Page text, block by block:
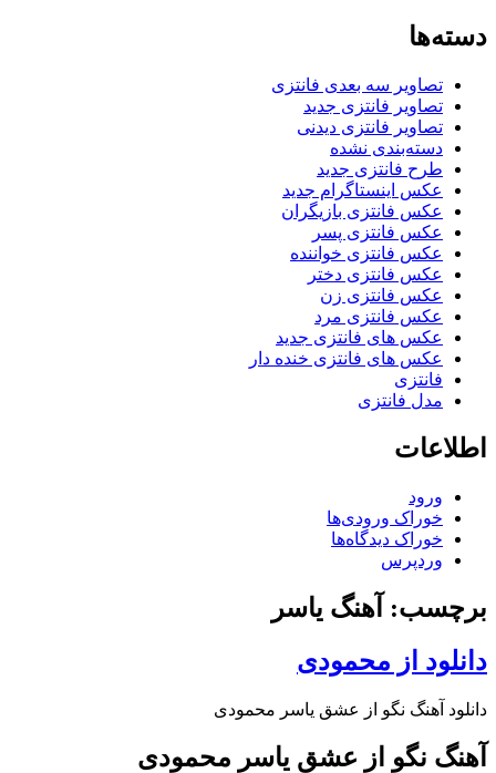
دسته‌ها
تصاویر سه بعدی فانتزی
تصاویر فانتزی جدید
تصاویر فانتزی دیدنی
دسته‌بندی نشده
طرح فانتزی جدید
عکس اینستاگرام جدید
عکس فانتزی بازیگران
عکس فانتزی پسر
عکس فانتزی خواننده
عکس فانتزی دختر
عکس فانتزی زن
عکس فانتزی مرد
عکس های فانتزی جدید
عکس های فانتزی خنده دار
فانتزی
مدل فانتزی
اطلاعات
ورود
خوراک ورودی‌ها
خوراک دیدگاه‌ها
وردپرس
برچسب: آهنگ یاسر
دانلود از محمودی
دانلود آهنگ نگو از عشق یاسر محمودی
آهنگ نگو از عشق یاسر محمودی